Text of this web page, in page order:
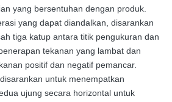
yang bersentuhan dengan produk.
yang dapat diandalkan, disarankan
tiga katup antara titik pengukuran dan
tekanan yang lambat dan
positif dan negatif pemancar.
untuk menempatkan
ujung secara horizontal untuk